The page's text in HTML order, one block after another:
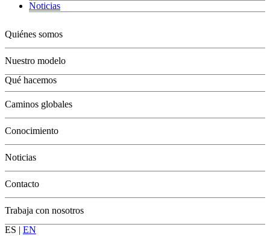
Noticias
Quiénes somos
Nuestro modelo
Qué hacemos
Jóvenes
Adultos
Grandes
Conservación
Caminos globales
Conocimiento
Noticias
Contacto
Trabaja con nosotros
ES | EN